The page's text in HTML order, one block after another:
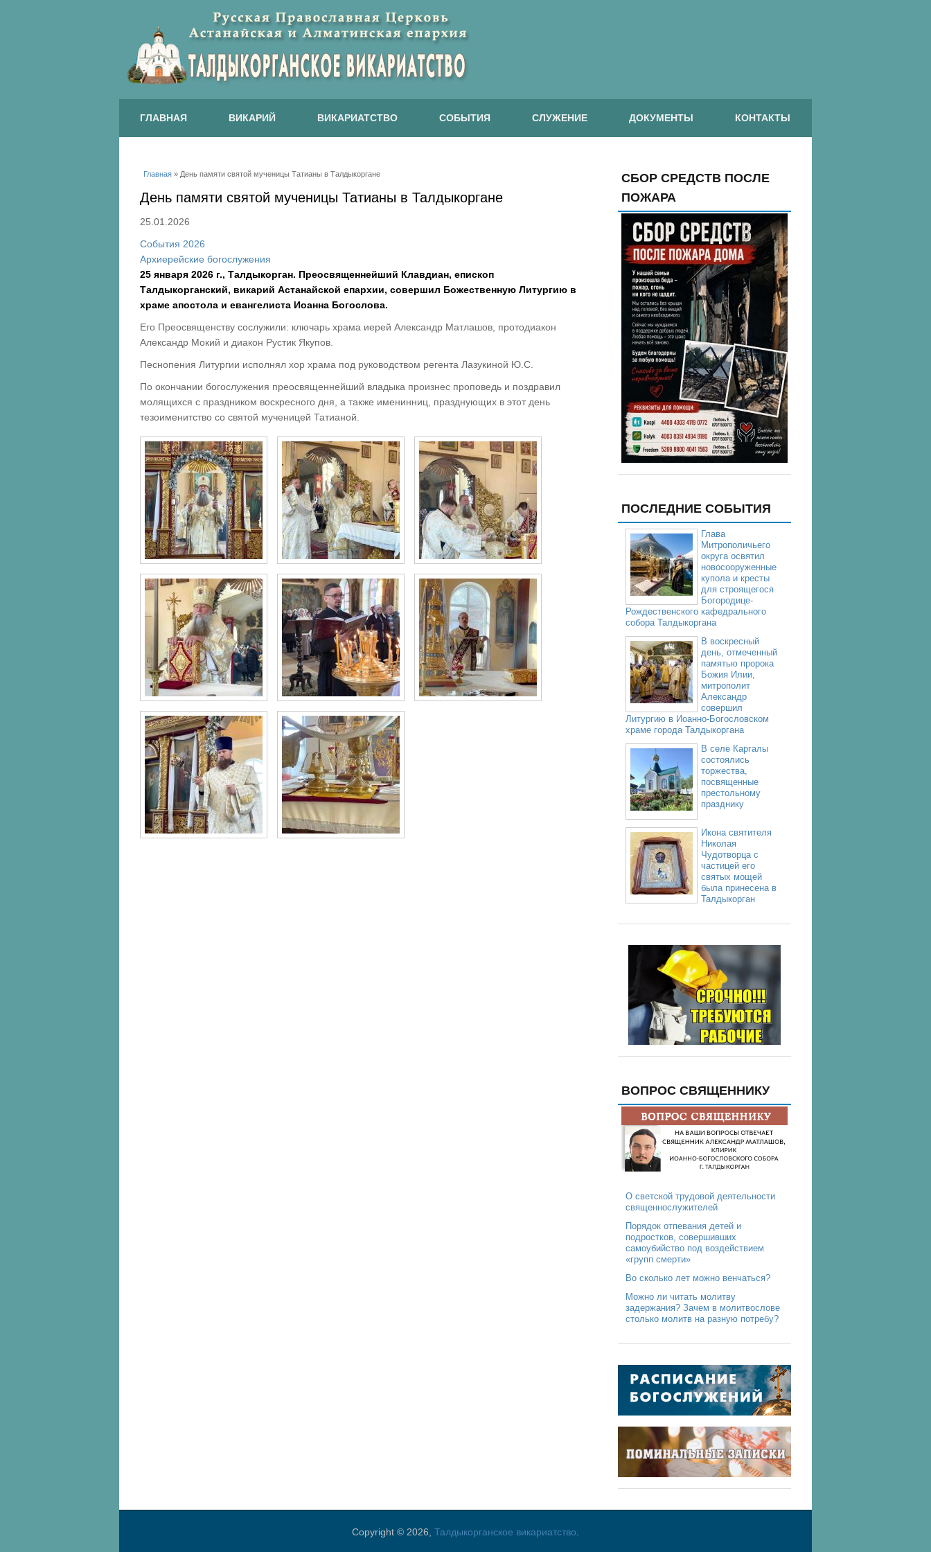
ГЛАВНАЯ ВИКАРИЙ ВИКАРИАТСТВО СОБЫТИЯ СЛУЖЕНИЕ ДОКУМЕНТЫ КОНТАКТЫ
Вы здесь
Главная » День памяти святой мученицы Татианы в Талдыкоргане
День памяти святой мученицы Татианы в Талдыкоргане
25.01.2026
События 2026
Архиерейские богослужения
25 января 2026 г., Талдыкорган. Преосвященнейший Клавдиан, епископ
Талдыкорганский, викарий Астанайской епархии, совершил Божественную Литургию в
храме апостола и евангелиста Иоанна Богослова.
Его Преосвященству сослужили: ключарь храма иерей Александр Матлашов, протодиакон
Александр Мокий и диакон Рустик Якупов.
Песнопения Литургии исполнял хор храма под руководством регента Лазукиной Ю.С.
По окончании богослужения преосвященнейший владыка произнес проповедь и поздравил
молящихся с праздником воскресного дня, а также именинниц, празднующих в этот день
тезоименитство со святой мученицей Татианой.
СБОР СРЕДСТВ ПОСЛЕ
ПОЖАРА
ПОСЛЕДНИЕ СОБЫТИЯ
Глава
Митрополичьего
округа освятил
новосооруженные
купола и кресты
для строящегося
Богородице-
Рождественского кафедрального
собора Талдыкоргана
В воскресный
день, отмеченный
памятью пророка
Божия Илии,
митрополит
Александр
совершил
Литургию в Иоанно-Богословском
храме города Талдыкоргана
В селе Каргалы
состоялись
торжества,
посвященные
престольному
празднику
Икона святителя
Николая
Чудотворца с
частицей его
святых мощей
была принесена в
Талдыкорган
ВОПРОС СВЯЩЕННИКУ
О светской трудовой деятельности
священнослужителей
Порядок отпевания детей и
подростков, совершивших
самоубийство под воздействием
«групп смерти»
Во сколько лет можно венчаться?
Можно ли читать молитву
задержания? Зачем в молитвослове
столько молитв на разную потребу?
Copyright © 2026, Талдыкорганское викариатство